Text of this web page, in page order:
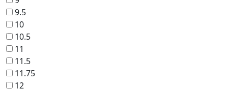
9.5
10
10.5
11
11.5
11.75
12